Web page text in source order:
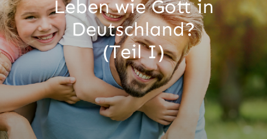
Aktion
Veröffentlichungen
Leben wie Gott in
Deutschland?
(Teil I)